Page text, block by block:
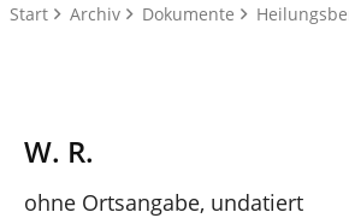
Start Archiv Dokumente
W. R.
ohne Ortsangabe, undatiert